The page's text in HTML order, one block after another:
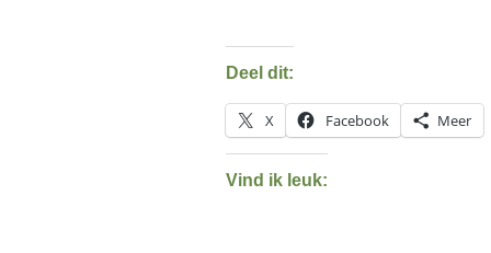
Deel dit:
X Facebook Meer
Vind ik leuk: